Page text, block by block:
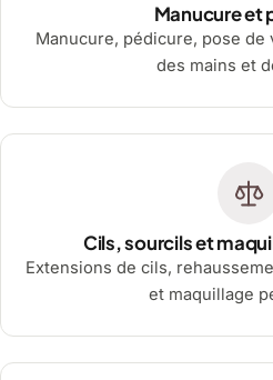
Manucure et
Manucure, pédicure, pose
des mains et
Cils, sourcils et
Extensions de cils,
et maquillage